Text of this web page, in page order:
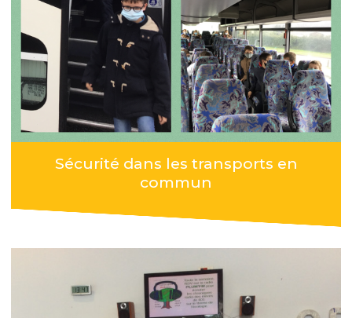
Sécurité dans les transports en
commun